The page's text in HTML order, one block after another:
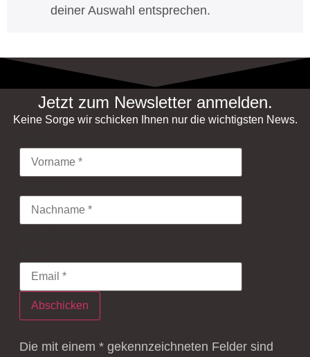
deiner Auswahl entsprechen.
Jetzt zum Newsletter anmelden.
Keine Sorge wir schicken Ihnen nur die wichtigsten News.
Abschicken
Die mit einem * gekennzeichneten Felder sind